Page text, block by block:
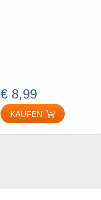
€ 8,99
KAUFEN